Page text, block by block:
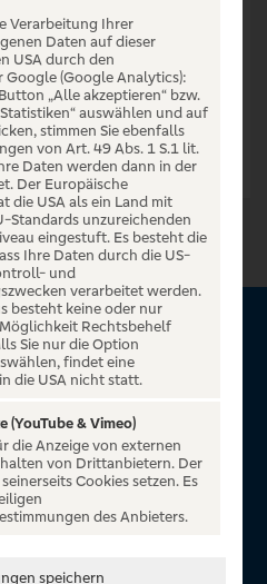
Raiffeisenbanken. Auf
finden Sie Tickets für
und Shows, die
Champions League und die
Verarbeitung Ihrer
Daten auf dieser
USA durch den
Google (Google Analytics):
„Alle akzeptieren“ bzw.
auswählen und auf
stimmen Sie ebenfalls
von Art. 49 Abs. 1 S.1 lit.
Daten werden dann in der
Der Europäische
die USA als ein Land mit
Standards unzureichenden
eingestuft. Es besteht die
Ihre Daten durch die US-
und
verarbeitet werden.
besteht keine oder nur
Rechtsbehelf
Sie nur die Option
findet eine
die USA nicht statt.
(YouTube & Vimeo)
die Anzeige von externen
von Drittanbietern. Der
Cookies setzen. Es
des Anbieters.
speichern